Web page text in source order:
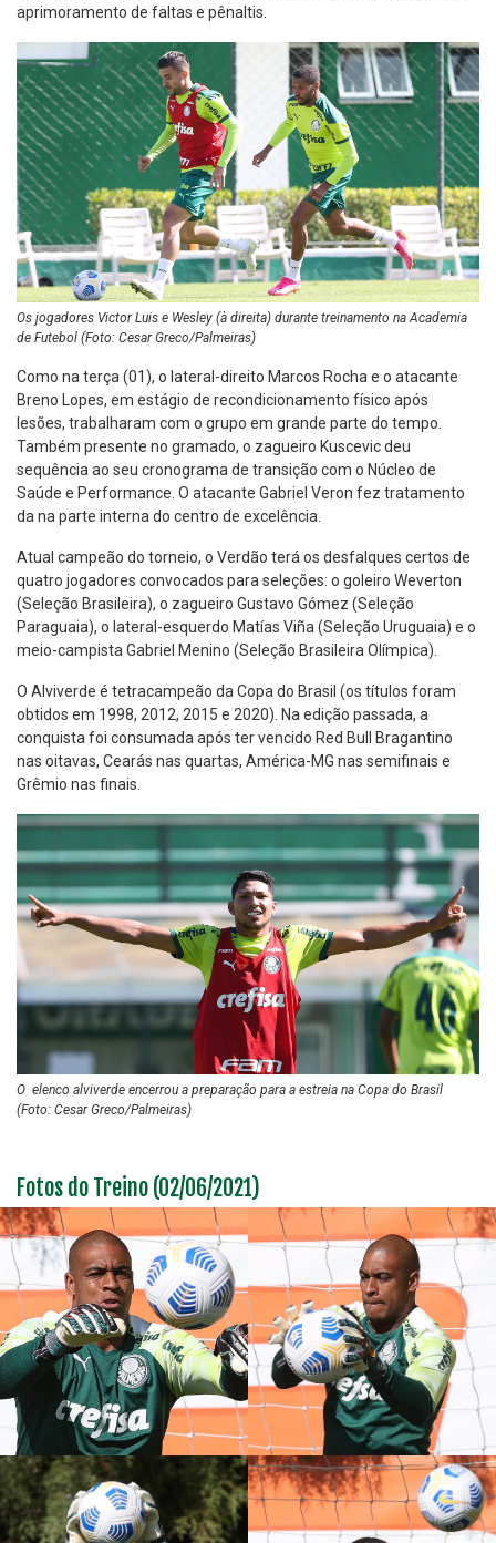
aprimoramento de faltas e pênaltis.
Os jogadores Victor Luis e Wesley (à direita) durante treinamento na Academia
de Futebol (Foto: Cesar Greco/Palmeiras)
Como na terça (01), o lateral-direito Marcos Rocha e o atacante
Breno Lopes, em estágio de recondicionamento físico após
lesões, trabalharam com o grupo em grande parte do tempo.
Também presente no gramado, o zagueiro Kuscevic deu
sequência ao seu cronograma de transição com o Núcleo de
Saúde e Performance. O atacante Gabriel Veron fez tratamento
da na parte interna do centro de excelência.
Atual campeão do torneio, o Verdão terá os desfalques certos de
quatro jogadores convocados para seleções: o goleiro Weverton
(Seleção Brasileira), o zagueiro Gustavo Gómez (Seleção
Paraguaia), o lateral-esquerdo Matías Viña (Seleção Uruguaia) e o
meio-campista Gabriel Menino (Seleção Brasileira Olímpica).
O Alviverde é tetracampeão da Copa do Brasil (os títulos foram
obtidos em 1998, 2012, 2015 e 2020). Na edição passada, a
conquista foi consumada após ter vencido Red Bull Bragantino
nas oitavas, Cearás nas quartas, América-MG nas semifinais e
Grêmio nas finais.
O elenco alviverde encerrou a preparação para a estreia na Copa do Brasil
(Foto: Cesar Greco/Palmeiras)
Fotos do Treino (02/06/2021)